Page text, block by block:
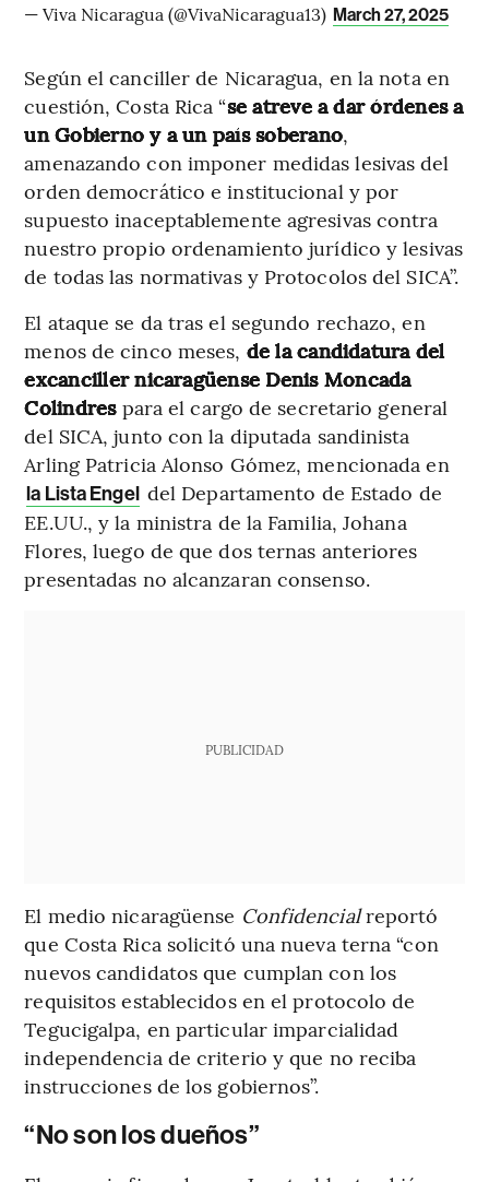
— Viva Nicaragua (@VivaNicaragua13) March 27, 2025
Según el canciller de Nicaragua, en la nota en
cuestión, Costa Rica “se atreve a dar órdenes a
un Gobierno y a un país soberano,
amenazando con imponer medidas lesivas del
orden democrático e institucional y por
supuesto inaceptablemente agresivas contra
nuestro propio ordenamiento jurídico y lesivas
de todas las normativas y Protocolos del SICA”.
El ataque se da tras el segundo rechazo, en
menos de cinco meses, de la candidatura del
excanciller nicaragüense Denis Moncada
Colindrespara el cargo de secretario general
del SICA, junto con la diputada sandinista
Arling Patricia Alonso Gómez, mencionada en
la Lista Engel del Departamento de Estado de
EE.UU., y la ministra de la Familia, Johana
Flores, luego de que dos ternas anteriores
presentadas no alcanzaran consenso.
PUBLICIDAD
El medio nicaragüense Confidencialreportó
que Costa Rica solicitó una nueva terna “con
nuevos candidatos que cumplan con los
requisitos establecidos en el protocolo de
Tegucigalpa, en particular imparcialidad
independencia de criterio y que no reciba
instrucciones de los gobiernos”.
“No son los dueños”